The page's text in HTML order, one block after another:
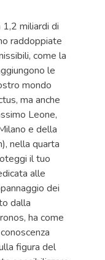
1,2 miliardi di
raddoppiate
come la
le
mondo
ma anche
Leone,
e della
nella quarta
il tuo
alle
dei
dalla
ha come
figura del